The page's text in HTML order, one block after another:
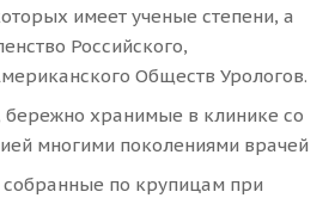
имеет ученые степени, а
Российского,
Обществ Урологов.
хранимые в клинике со
многими поколениями врачей
по крупицам при